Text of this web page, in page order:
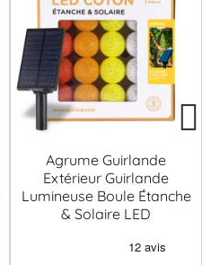
Agrume Guirlande
Extérieur Guirlande
Lumineuse Boule Étanche
& Solaire LED